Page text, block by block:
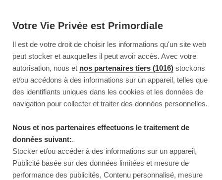
Votre Vie Privée est Primordiale
Il est de votre droit de choisir les informations qu'un site web
peut stocker et auxquelles il peut avoir accès. Avec votre
autorisation, nous et nos partenaires tiers (1016) stockons
et/ou accédons à des informations sur un appareil, telles que
des identifiants uniques dans les cookies et les données de
navigation pour collecter et traiter des données personnelles.
Nous et nos partenaires effectuons le traitement de
données suivant:.
Stocker et/ou accéder à des informations sur un appareil,
Publicité basée sur des données limitées et mesure de
performance des publicités, Contenu personnalisé, mesure